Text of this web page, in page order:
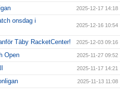
2025-12-17 14:18
onsdag i
2025-12-16 10:54
Täby RacketCenter! 2025-12-03 09:16
Open 2025-11-27 09:52
2025-11-17 14:21
2025-11-13 11:08